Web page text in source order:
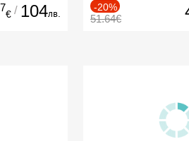
€ / 104лв.
-20%
51.64€